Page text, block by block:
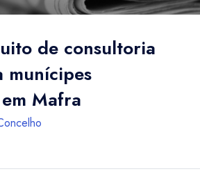
de consultoria
Mafra